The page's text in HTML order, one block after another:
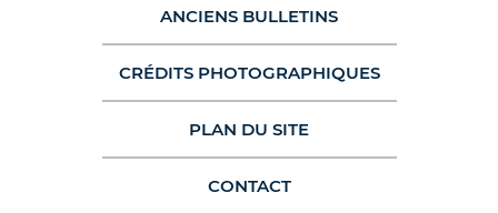
ANCIENS BULLETINS
CRÉDITS PHOTOGRAPHIQUES
PLAN DU SITE
CONTACT